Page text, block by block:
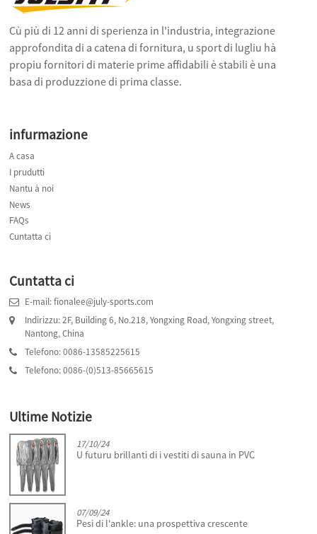
Cù più di 12 anni di sperienza in l'industria, integrazione
approfondita di a catena di fornitura, u sport di lugliu hà
propiu fornitori di materie prime affidabili è stabili è una
basa di produzzione di prima classe.
infurmazione
A casa
I prudutti
Nantu à noi
News
FAQs
Cuntatta ci
Cuntatta ci
E-mail: fionalee@july-sports.com
Indirizzu: 2F, Building 6, No.218, Yongxing Road, Yongxing street,
Nantong, China
Telefono: 0086-13585225615
Telefono: 0086-(0)513-85665615
Ultime Notizie
17/10/24
U futuru brillanti di i vestiti di sauna in PVC
07/09/24
Pesi di l'ankle: una prospettiva crescente